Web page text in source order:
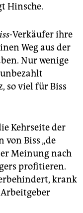
Hinsche.
Verkäufer ihre
Weg aus der
Nur wenige
unbezahlt
so viel für Biss
Kehrseite der
von Biss „de
Meinung nach
profitieren.
krank